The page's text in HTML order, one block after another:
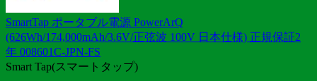
SmartTap ポータブル電源 PowerArQ
(626Wh/174,000mAh/3.6V/正弦波 100V 日本仕様) 正規保証2
年 008601C-JPN-FS
Smart Tap(スマートタップ)